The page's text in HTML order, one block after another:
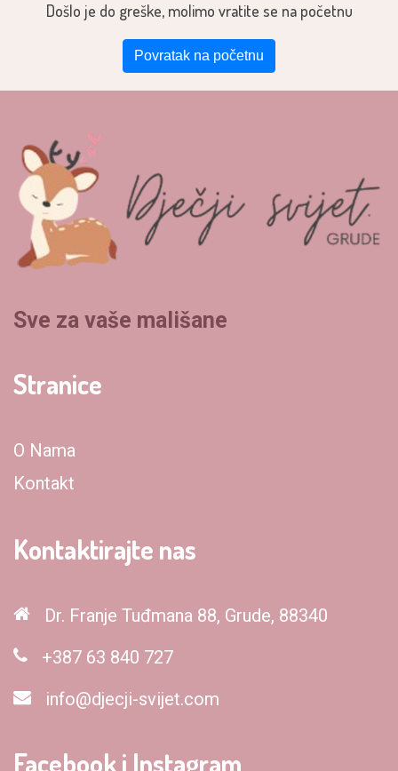
Došlo je do greške, molimo vratite se na početnu
Povratak na početnu
Sve za vaše mališane
Stranice
O Nama
Kontakt
Kontaktirajte nas
Dr. Franje Tuđmana 88, Grude, 88340
+387 63 840 727
info@djecji-svijet.com
Facebook i Instagram